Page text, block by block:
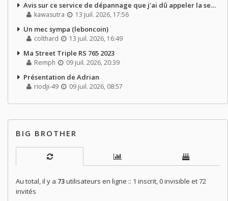
Avis sur ce service de dépannage que j'ai dû appeler la semaine dernière
kawasutra 13 juil. 2026, 17:56
Un mec sympa (leboncoin)
colthard 13 juil. 2026, 16:49
Ma Street Triple RS 765 2023
Remph 09 juil. 2026, 20:39
Présentation de Adrian
riodji-49 09 juil. 2026, 08:57
BIG BROTHER
Au total, il y a 73utilisateurs en ligne :: 1 inscrit, 0 invisible et 72
invités